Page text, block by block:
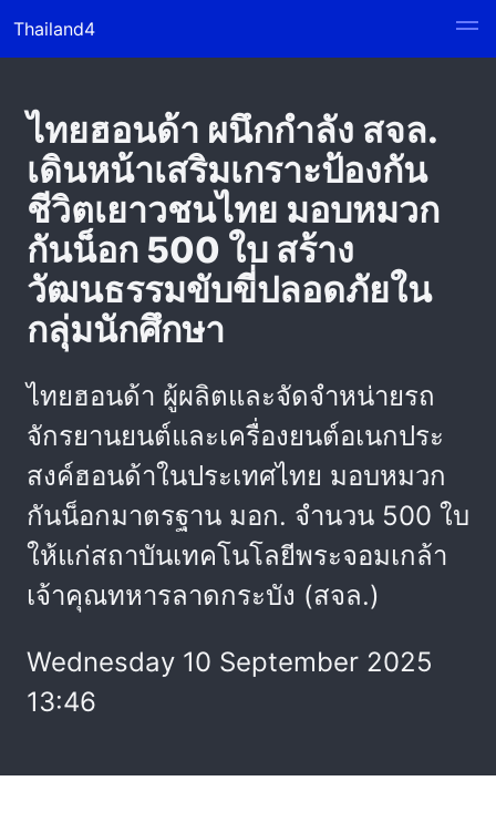
Thailand4
ไทยฮอนด้า ผนึกกำลัง สจล.
เดินหน้าเสริมเกราะป้องกัน
ชีวิตเยาวชนไทย มอบหมวก
กันน็อก 500 ใบ สร้าง
วัฒนธรรมขับขี่ปลอดภัยใน
กลุ่มนักศึกษา
ไทยฮอนด้า ผู้ผลิตและจัดจำหน่ายรถ
จักรยานยนต์และเครื่องยนต์อเนกประ
สงค์ฮอนด้าในประเทศไทย มอบหมวก
กันน็อกมาตรฐาน มอก. จำนวน 500 ใบ
ให้แก่สถาบันเทคโนโลยีพระจอมเกล้า
เจ้าคุณทหารลาดกระบัง (สจล.)
Wednesday 10 September 2025
13:46